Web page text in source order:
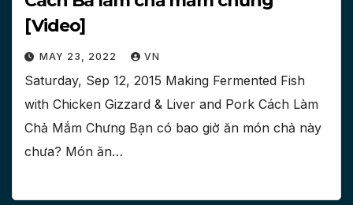
[Video]
MAY 23, 2022 VN
Saturday, Sep 12, 2015 Making Fermented Fish
with Chicken Gizzard & Liver and Pork Cách Làm
Chả Mắm Chưng Bạn có bao giờ ăn món chả này
chưa? Món ăn…